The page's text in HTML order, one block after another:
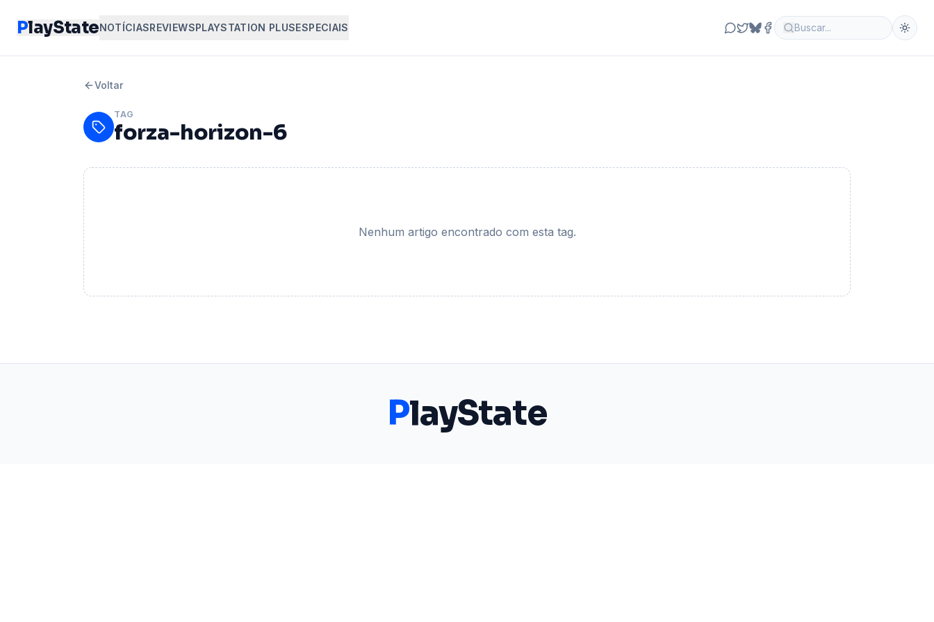
PlayStateNOTÍCIASREVIEWSPLAYSTATION PLUSESPECIAIS
Voltar
TAG
forza-horizon-6
Nenhum artigo encontrado com esta tag.
PlayState